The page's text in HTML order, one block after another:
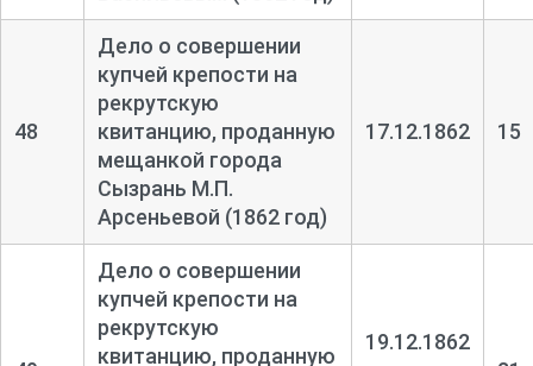
48
Дело о совершении
купчей крепости на
рекрутскую
квитанцию, проданную
мещанкой города
Сызрань М.П.
Арсеньевой (1862 год)
17.12.1862 15
Дело о совершении
купчей крепости на
рекрутскую
квитанцию, проданную
19.12.1862